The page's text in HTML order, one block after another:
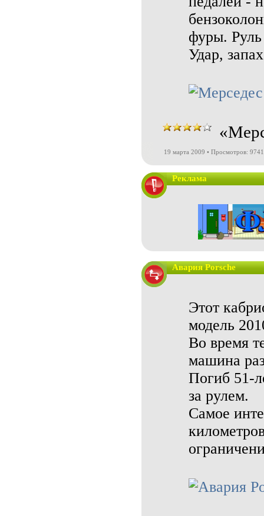
фуры. Руль
Удар,
19 марта 2009 • Просмотров: 9741
Реклама
Авария Porsche
Этот
модель
Во время
машина
Погиб 51-
за рулем.
Самое